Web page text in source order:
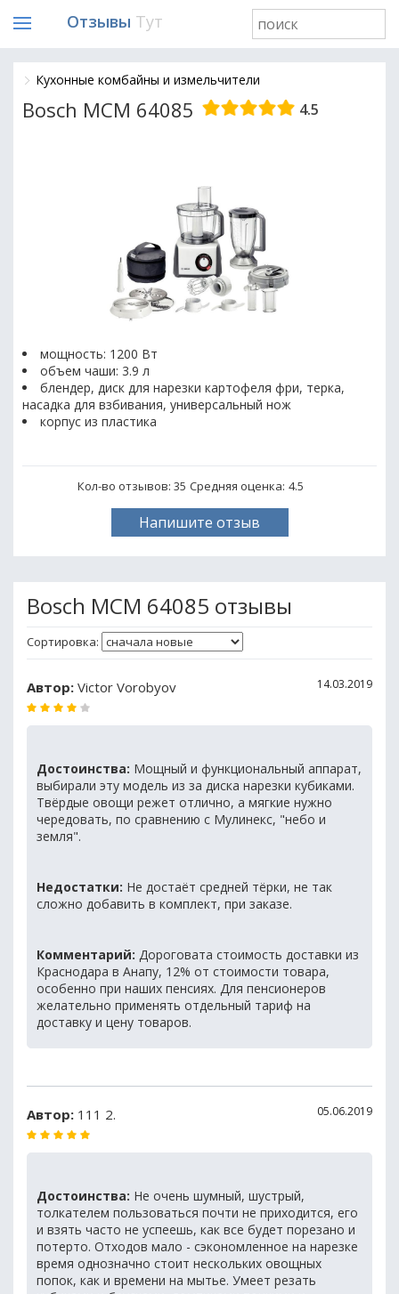
Отзывы Тут
Кухонные комбайны и измельчители
Bosch MCM 64085 4.5
мощность: 1200 Вт
объем чаши: 3.9 л
блендер, диск для нарезки картофеля фри, терка,
насадка для взбивания, универсальный нож
корпус из пластика
Кол-во отзывов: 35 Средняя оценка: 4.5
Напишите отзыв
Bosch MCM 64085 отзывы
Сортировка:
Автор: Victor Vorobyov 14.03.2019
Достоинства: Мощный и функциональный аппарат,
выбирали эту модель из за диска нарезки кубиками.
Твёрдые овощи режет отлично, а мягкие нужно
чередовать, по сравнению с Мулинекс, "небо и
земля".
Недостатки: Не достаёт средней тёрки, не так
сложно добавить в комплект, при заказе.
Комментарий: Дороговата стоимость доставки из
Краснодара в Анапу, 12% от стоимости товара,
особенно при наших пенсиях. Для пенсионеров
желательно применять отдельный тариф на
доставку и цену товаров.
Автор: 111 2. 05.06.2019
Достоинства: Не очень шумный, шустрый,
толкателем пользоваться почти не приходится, его
и взять часто не успеешь, как все будет порезано и
потерто. Отходов мало - сэкономленное на нарезке
время однозначно стоит нескольких овощных
попок, как и времени на мытье. Умеет резать